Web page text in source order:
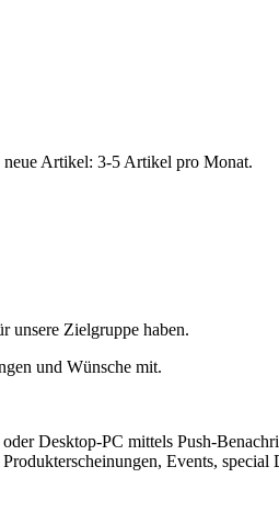
neue Artikel: 3-5 Artikel pro Monat.
unsere Zielgruppe haben.
und Wünsche mit.
Desktop-PC mittels Push-
Events,